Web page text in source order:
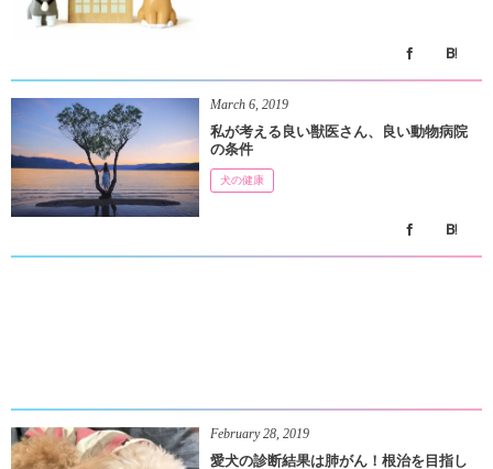
March 6,2019
私が考える良い獣医さん、良い動物病院
の条件
犬の健康
February 28,2019
愛犬の診断結果は肺がん！根治を目指し